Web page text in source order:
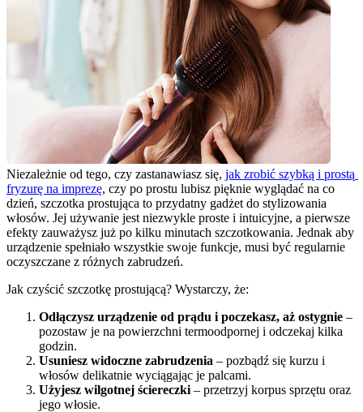
Niezależnie od tego, czy zastanawiasz się, jak zrobić szybką i prostą
fryzurę na imprezę, czy po prostu lubisz pięknie wyglądać na co
dzień, szczotka prostująca to przydatny gadżet do stylizowania
włosów. Jej używanie jest niezwykle proste i intuicyjne, a pierwsze
efekty zauważysz już po kilku minutach szczotkowania. Jednak aby
urządzenie spełniało wszystkie swoje funkcje, musi być regularnie
oczyszczane z różnych zabrudzeń.
Jak czyścić szczotkę prostującą? Wystarczy, że:
Odłączysz urządzenie od prądu i poczekasz, aż ostygnie –
pozostaw je na powierzchni termoodpornej i odczekaj kilka
godzin.
Usuniesz widoczne zabrudzenia – pozbądź się kurzu i
włosów delikatnie wyciągając je palcami.
Użyjesz wilgotnej ściereczki – przetrzyj korpus sprzętu oraz
jego włosie.